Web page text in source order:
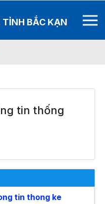
TỈNH BẮC KẠN
tin thống
tin thong ke